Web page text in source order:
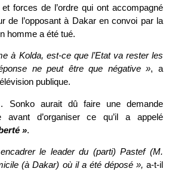
forces de l’ordre qui ont accompagné
de l’opposant à Dakar en convoi par la
homme a été tué.
à Kolda, est-ce que l’Etat va rester les
ne peut être que négative », a
publique.
aurait dû faire une demande
avant d’organiser ce qu’il a appelé
».
le leader du (parti) Pastef (M.
(à Dakar) où il a été déposé », a-t-il